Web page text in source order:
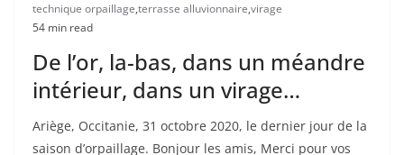
technique orpaillage,terrasse alluvionnaire,virage
54 min read
De l’or, la-bas, dans un méandre
intérieur, dans un virage…
Ariège, Occitanie, 31 octobre 2020, le dernier jour de la
saison d’orpaillage. Bonjour les amis, Merci pour vos